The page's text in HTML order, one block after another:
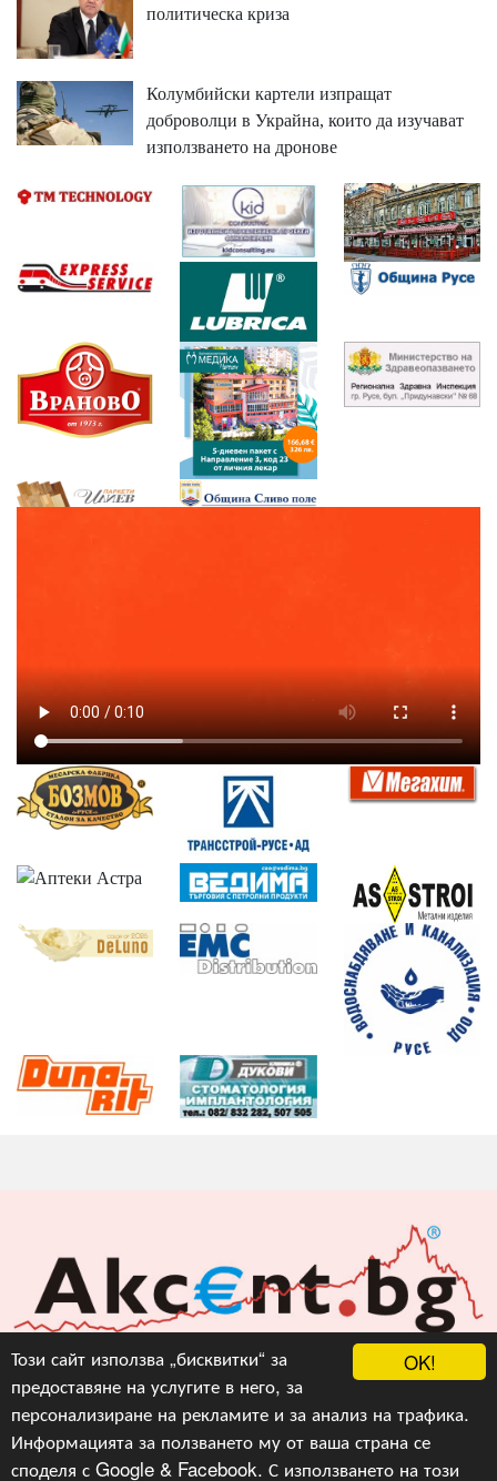
OK!
Този сайт използва „бисквитки“ за
предоставяне на услугите в него, за
персонализиране на рекламите и за анализ на трафика.
Информацията за ползването му от ваша страна се
споделя с Google & Facebook. С използването на този
политическа криза
Колумбийски картели изпращат
доброволци в Украйна, които да изучават
използването на дронове
Акцент БГ ЕООД
info@akcent.bg
Facebook